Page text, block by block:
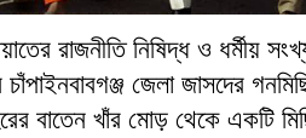
রাজনীতি নিষিদ্ধ ও ধর্মীয়
চাঁপাইনবাবগঞ্জ জেলা জাসদের
বাতেন খাঁর মোড় থেকে একটি